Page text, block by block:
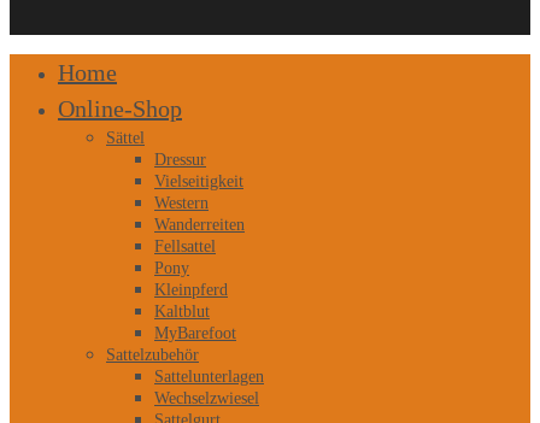
Menu
Home
Online-Shop
Sättel
Dressur
Vielseitigkeit
Western
Wanderreiten
Fellsattel
Pony
Kleinpferd
Kaltblut
MyBarefoot
Sattelzubehör
Sattelunterlagen
Wechselzwiesel